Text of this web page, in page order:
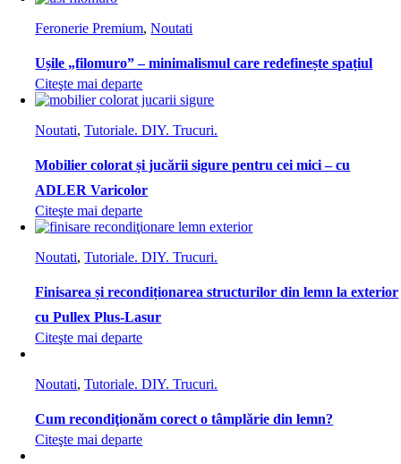
Feronerie Premium,Noutati
Ușile „filomuro” – minimalismul care redefinește spațiul
Citeşte mai departe
Noutati,Tutoriale. DIY. Trucuri.
Mobilier colorat și jucării sigure pentru cei mici – cu
ADLER Varicolor
Citeşte mai departe
Noutati,Tutoriale. DIY. Trucuri.
Finisarea și recondiționarea structurilor din lemn la exterior
cu Pullex Plus-Lasur
Citeşte mai departe
Noutati,Tutoriale. DIY. Trucuri.
Cum recondiţionăm corect o tâmplărie din lemn?
Citeşte mai departe